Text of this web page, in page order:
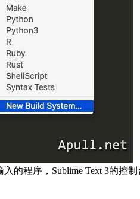
的程序，Sublime Text 3的控